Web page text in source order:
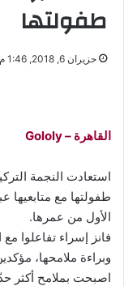
طفولتها
حزيران 6, 2018, 1:46 م
القاهرة – Gololy
استعادت النجمة
طفولتها مع
الأول من عمرها.
فانز إسراء تفاعلوا
وبراءة ملامحها،
اصبحت بملامح أكثر